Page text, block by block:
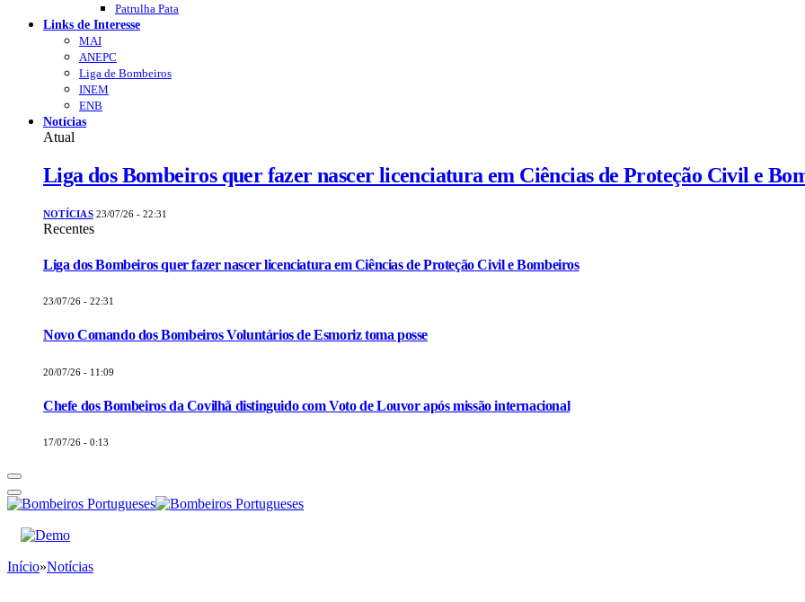
Patrulha Pata
Links de Interesse
MAI
ANEPC
Liga de Bombeiros
INEM
ENB
Notícias
Atual
Liga dos Bombeiros quer fazer nascer licenciatura em Ciências de Proteção Civil e
NOTÍCIAS 23/07/26 - 22:31
Recentes
Liga dos Bombeiros quer fazer nascer licenciatura em Ciências de Proteção Civil e Bombeiros
23/07/26 - 22:31
Novo Comando dos Bombeiros Voluntários de Esmoriz toma posse
20/07/26 - 11:09
Chefe dos Bombeiros da Covilhã distinguido com Voto de Louvor após missão internacional
17/07/26 - 0:13
Início»Notícias